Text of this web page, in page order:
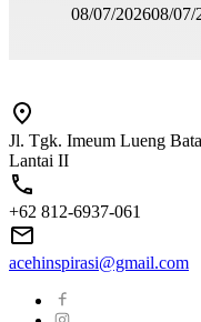
08/07/202608/07/
Jl. Tgk. Imeum Lueng
Lantai II
+62 812-6937-061
acehinspirasi@gmail.com